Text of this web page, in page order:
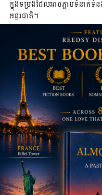
ក្នុងទម្រង់ដែលអាចភ្ជាប់ទំនាក់
អន្តរជាតិ។